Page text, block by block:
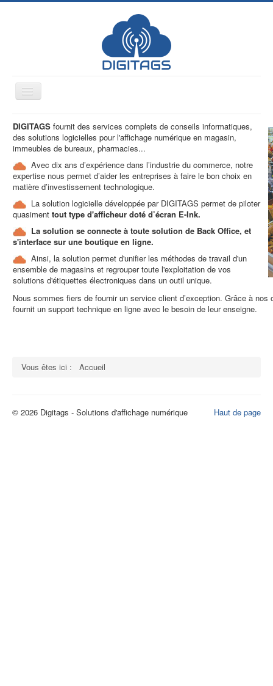
Toggle
Navigation
Afficheurs numériques
Contenus et informations
Solutions multicanaux
Fixations
Gallerie
Secteurs d'activités
Contact
DIGITAGS fournit des services complets de conseils informatiques,
des solutions logicielles pour l'affichage numérique en magasin,
immeubles de bureaux, pharmacies...
Avec dix ans d’expérience dans l’industrie du commerce, notre
expertise nous permet d’aider les entreprises à faire le bon choix en
matière d’investissement technologique.
La solution logicielle développée par DIGITAGS permet de piloter
quasiment tout type d'afficheur doté d’écran E-Ink.
La solution se connecte à toute solution de Back Office, et
s'interface sur une boutique en ligne.
Ainsi, la solution permet d'unifier les méthodes de travail d'un
ensemble de magasins et regrouper toute l'exploitation de vos
solutions d'étiquettes électroniques dans un outil unique.
Nous sommes fiers de fournir un service client d’exception. Grâce à
fournit un support technique en ligne avec le besoin de leur enseigne.
Vous êtes ici : Accueil
Haut de page
© 2026 Digitags - Solutions d'affichage numérique